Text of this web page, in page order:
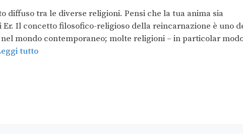
diffuso tra le diverse religioni. Pensi che la tua anima sia
Il concetto filosofico-religioso della reincarnazione è uno
mondo contemporaneo; molte religioni – in particolar
tutto